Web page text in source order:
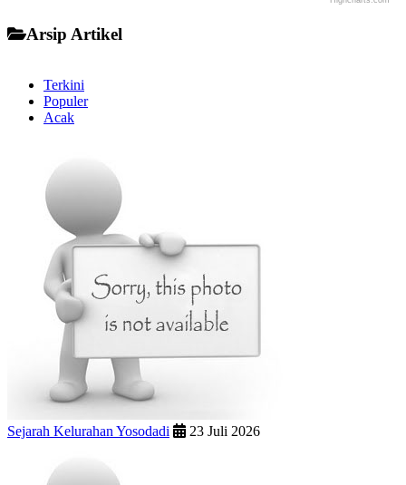
Arsip Artikel
Terkini
Populer
Acak
Sejarah Kelurahan Yosodadi 23 Juli 2026